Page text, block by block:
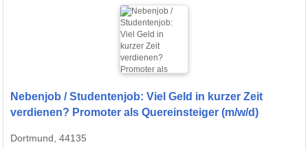
Nebenjob / Studentenjob: Viel Geld in kurzer Zeit
verdienen? Promoter als Quereinsteiger (m/w/d)
Dortmund, 44135